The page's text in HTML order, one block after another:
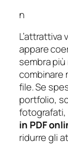
n
L’attrattiva
appare
sembra
combinare
file. Se
portfolio,
fotografati,
in PDF
ridurre gli